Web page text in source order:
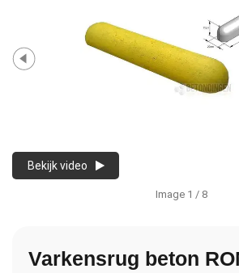
Bekijk video
Image 1 / 8
Varkensrug beton